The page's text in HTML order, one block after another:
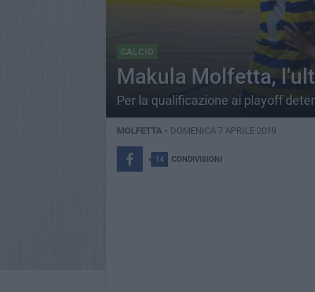
CALCIO
Makula Molfetta,
Per la qualificazione ai playoff
MOLFETTA - DOMENICA 7 APRILE 2019
14 CONDIVISIONI